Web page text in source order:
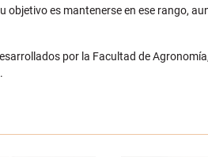
es mantenerse en ese rango,
por la Facultad de